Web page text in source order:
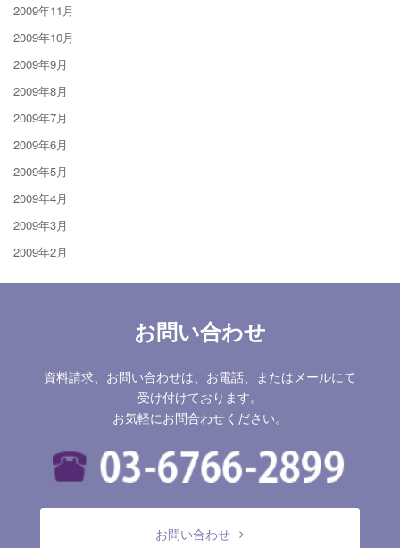
2009年11月
2009年10月
2009年9月
2009年8月
2009年7月
2009年6月
2009年5月
2009年4月
2009年3月
2009年2月
お問い合わせ
資料請求、お問い合わせは、お電話、またはメールにて
受け付けております。
お気軽にお問合わせください。
お問い合わせ